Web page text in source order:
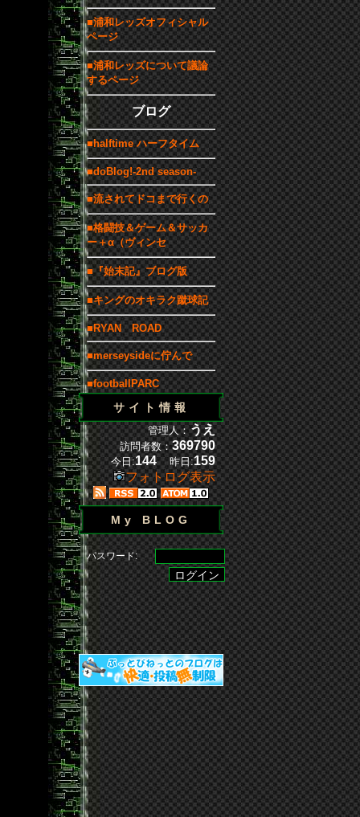
■浦和レッズオフィシャル
ページ
■浦和レッズについて議論
するページ
ブログ
■halftime ハーフタイム
■doBlog!-2nd season-
■流されてドコまで行くの
■格闘技＆ゲーム＆サッカ
ー＋α（ヴィンセ
■『始末記』ブログ版
■キングのオキラク蹴球記
■RYAN ROAD
■merseysideに佇んで
■footballPARC
サイト情報
管理人：うえ
訪問者数：369790
今日:144 昨日:159
フォトログ表示
My BLOG
パスワード: